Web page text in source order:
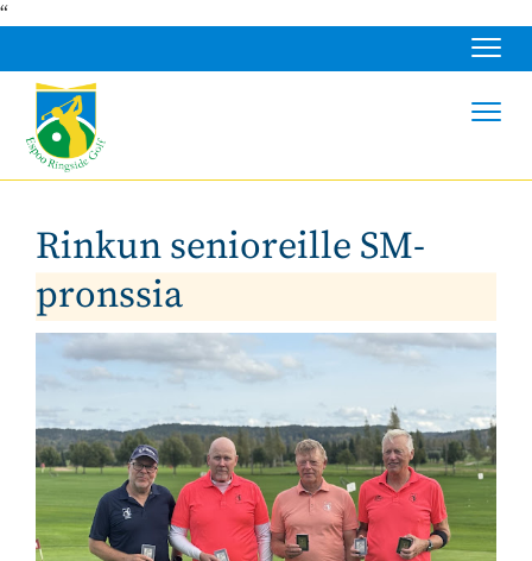
“
Rinkun senioreille SM-
pronssia